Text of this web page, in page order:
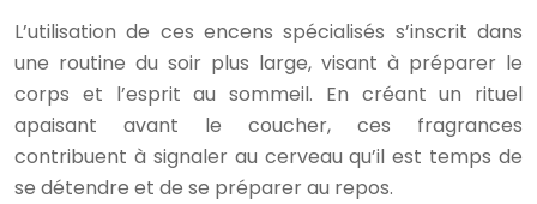
L’utilisation de ces encens spécialisés s’inscrit dans
une routine du soir plus large, visant à préparer le
corps et l’esprit au sommeil. En créant un rituel
apaisant avant le coucher, ces fragrances
contribuent à signaler au cerveau qu’il est temps de
se détendre et de se préparer au repos.